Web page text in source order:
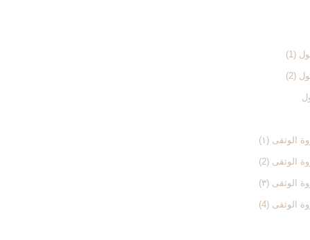
(1)
(2)
الوثقی (۱)
الوثقی (2)
الوثقی (۳)
الوثقی (4)